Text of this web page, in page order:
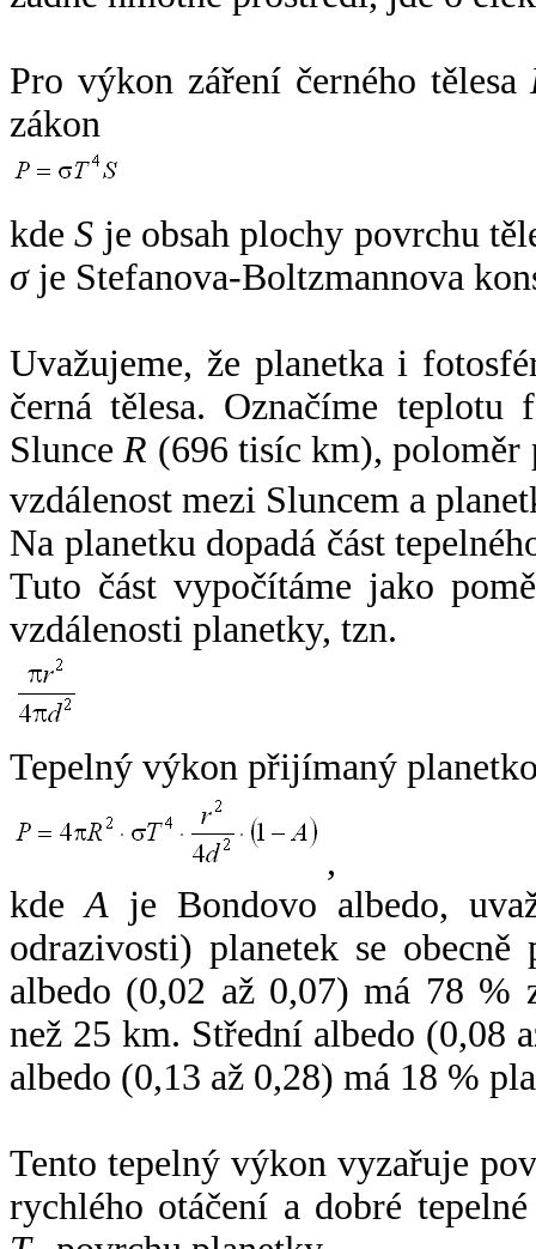
Pro výkon záření černého tělesa
zákon
kdeS je obsah plochy povrchu
σje Stefanova-Boltzmannova
Uvažujeme, že planetka i
černá tělesa. Označíme
SlunceR (696 tisíc km),
vzdálenost mezi Sluncem a
Na planetku dopadá část
Tuto část vypočítáme jako
vzdálenosti planetky, tzn.
Tepelný výkon přijímaný
,
kdeA je Bondovo albedo,
odrazivosti) planetek se
albedo (0,02 až 0,07) má 78 %
než 25 km. Střední albedo (0,08
albedo (0,13 až 0,28) má 18 %
Tento tepelný výkon vyzařuje
rychlého otáčení a dobré